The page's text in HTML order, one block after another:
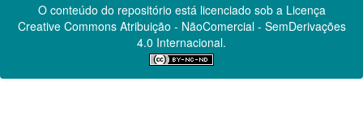
O conteúdo do repositório está licenciado sob a Licença
Creative CommonsAtribuição - NãoComercial - SemDerivações
4.0 Internacional.